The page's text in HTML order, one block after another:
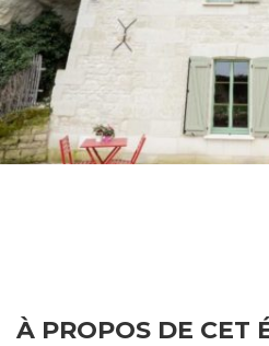
À PROPOS DE CET